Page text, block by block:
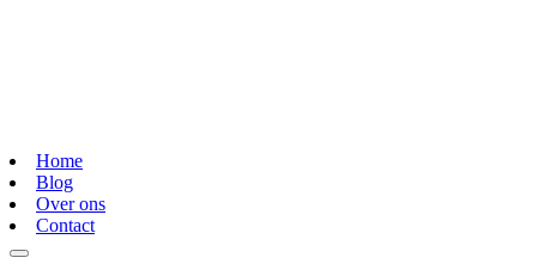
Home
Blog
Over ons
Contact